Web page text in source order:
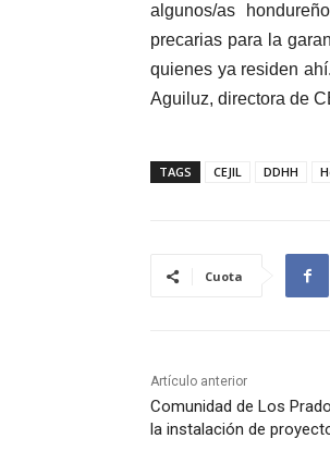
algunos/as
precarias para la
quienes ya residen
Aguiluz, directora de
TAGS CEJIL DDHH
Cuota
Artículo anterior
Comunidad de Los
la instalación de